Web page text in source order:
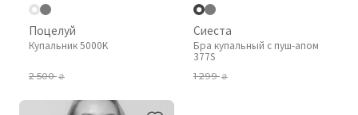
Поцелуй
Купальник 5000K
2 500₴
Сиеста
Бра купальный с пуш-апом
377S
1 299₴